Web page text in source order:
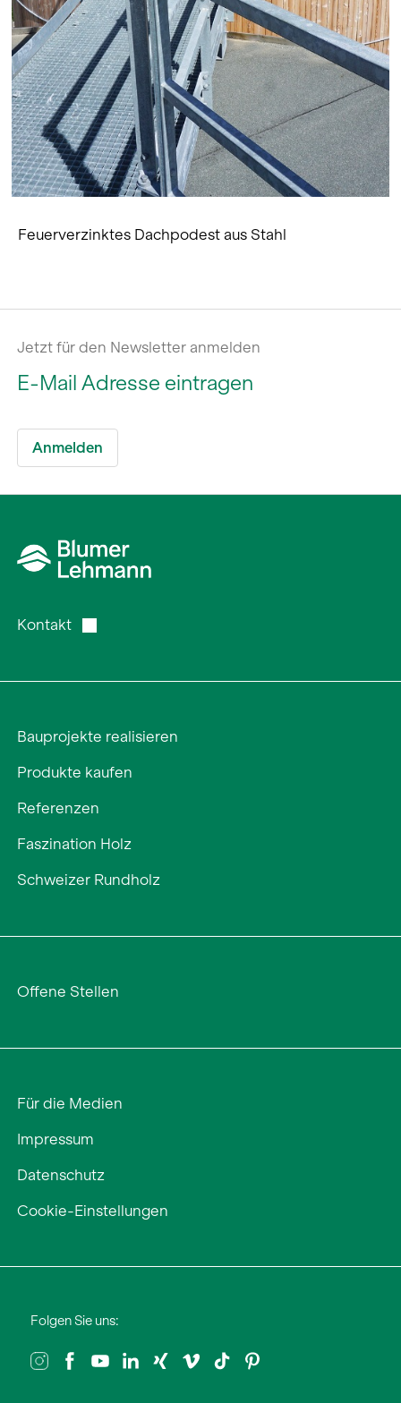
Feuerverzinktes Dachpodest aus Stahl
Jetzt für den Newsletter anmelden
Kontakt
Bauprojekte realisieren
Produkte kaufen
Referenzen
Faszination Holz
Schweizer Rundholz
Offene Stellen
Für die Medien
Impressum
Datenschutz
Cookie-Einstellungen
Folgen Sie uns: